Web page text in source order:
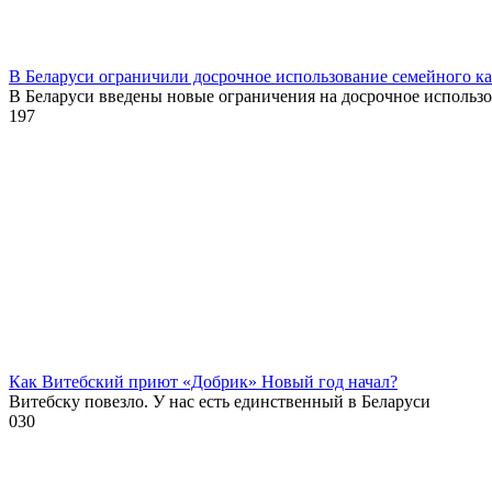
В Беларуси ограничили досрочное использование семейного
В Беларуси введены новые ограничения на досрочное
197
Как Витебский приют «Добрик» Новый год начал?
Витебску повезло. У нас есть единственный в Беларуси
030